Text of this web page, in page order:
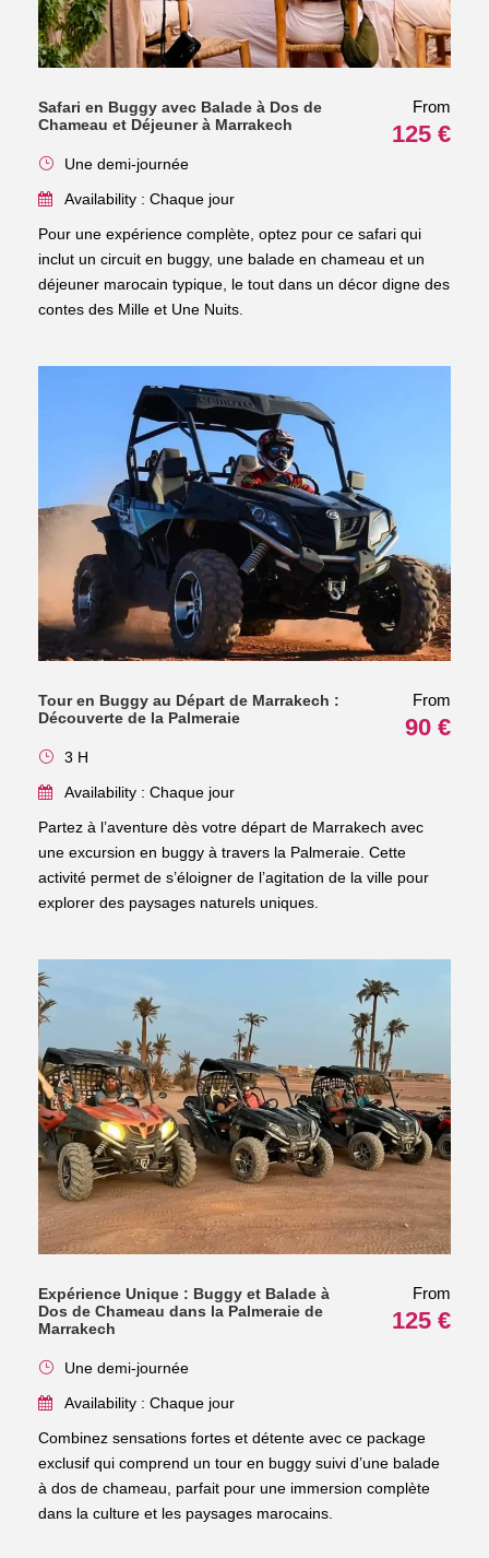
Safari en Buggy avec Balade à Dos de
Chameau et Déjeuner à Marrakech
From
125 €
Une demi-journée
Availability : Chaque jour
Pour une expérience complète, optez pour ce safari qui
inclut un circuit en buggy, une balade en chameau et un
déjeuner marocain typique, le tout dans un décor digne des
contes des Mille et Une Nuits.
Tour en Buggy au Départ de Marrakech :
Découverte de la Palmeraie
From
90 €
3 H
Availability : Chaque jour
Partez à l’aventure dès votre départ de Marrakech avec
une excursion en buggy à travers la Palmeraie. Cette
activité permet de s’éloigner de l’agitation de la ville pour
explorer des paysages naturels uniques.
Expérience Unique : Buggy et Balade à
Dos de Chameau dans la Palmeraie de
Marrakech
From
125 €
Une demi-journée
Availability : Chaque jour
Combinez sensations fortes et détente avec ce package
exclusif qui comprend un tour en buggy suivi d’une balade
à dos de chameau, parfait pour une immersion complète
dans la culture et les paysages marocains.